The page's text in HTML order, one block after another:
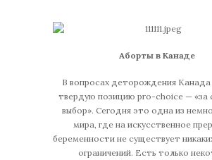
Аборты в Канаде
В вопросах деторождения Канада
твердую позицию pro-choice — «за
выбор». Сегодня это одна из
мира, где на искусственное
беременности не существует
ограничений. Есть только